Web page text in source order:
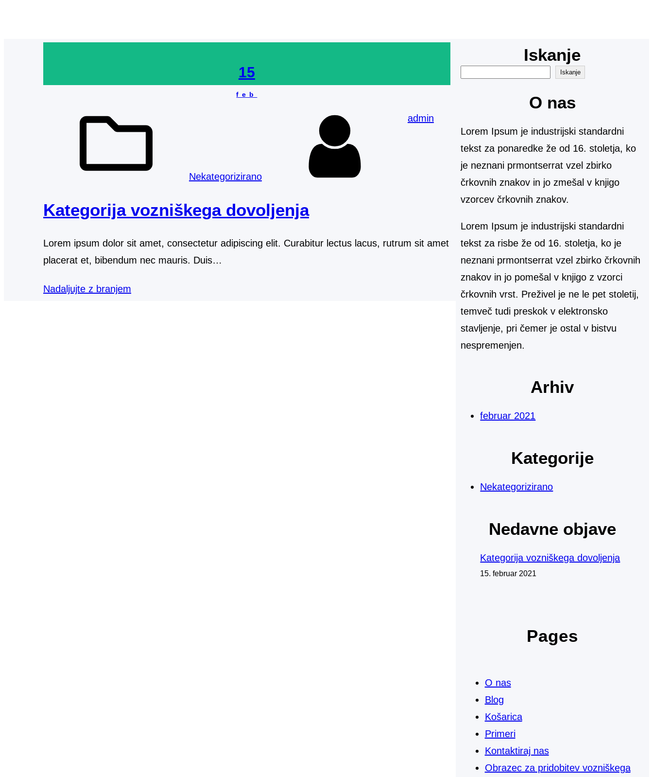
15
feb
Nekategorizirano
admin
Kategorija vozniškega dovoljenja
Lorem ipsum dolor sit amet, consectetur adipiscing elit. Curabitur lectus lacus, rutrum sit amet
placerat et, bibendum nec mauris. Duis…
Nadaljujte z branjem
Iskanje
Iskanje
O nas
Lorem Ipsum je industrijski standardni
tekst za ponaredke že od 16. stoletja, ko
je neznani prmontserrat vzel zbirko
črkovnih znakov in jo zmešal v knjigo
vzorcev črkovnih znakov.
Lorem Ipsum je industrijski standardni
tekst za risbe že od 16. stoletja, ko je
neznani prmontserrat vzel zbirko črkovnih
znakov in jo pomešal v knjigo z vzorci
črkovnih vrst. Preživel je ne le pet stoletij,
temveč tudi preskok v elektronsko
stavljenje, pri čemer je ostal v bistvu
nespremenjen.
Arhiv
februar 2021
Kategorije
Nekategorizirano
Nedavne objave
Kategorija vozniškega dovoljenja
15. februar 2021
Pages
O nas
Blog
Košarica
Primeri
Kontaktiraj nas
Obrazec za pridobitev vozniškega